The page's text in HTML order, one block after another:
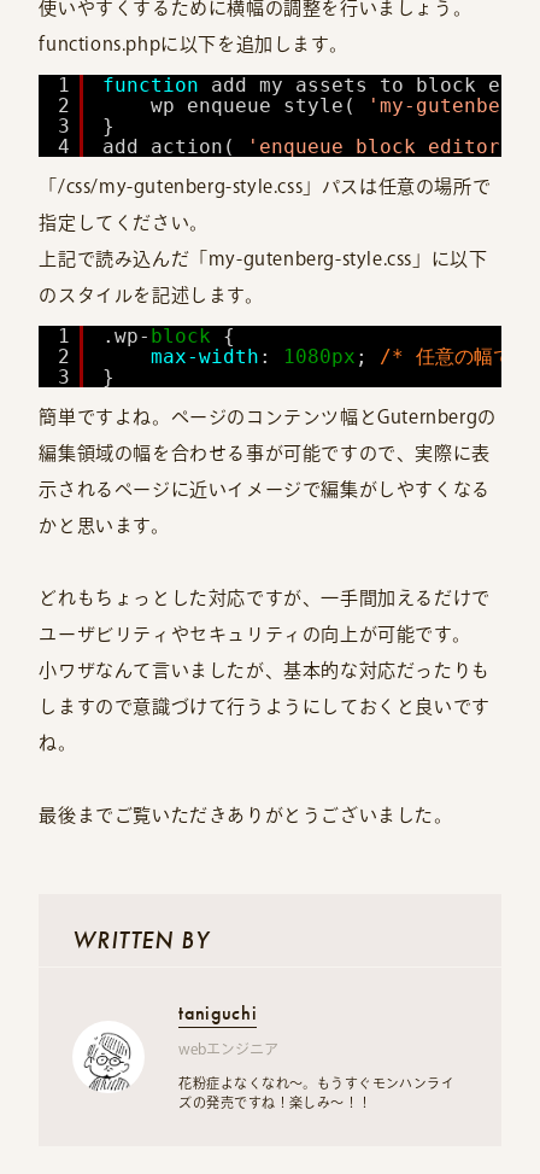
使いやすくするために横幅の調整を行いましょう。
functions.phpに以下を追加します。
1
2
3
4
function
wp_enqueue_style(
'my-
}
add_action(
「/css/my-gutenberg-style.css」パスは任意の場所で
指定してください。
上記で読み込んだ「my-gutenberg-style.css」に以下
のスタイルを記述します。
1
2
3
.wp- block
{
max-width : 1080px ; /* 任意の幅で
}
簡単ですよね。ページのコンテンツ幅とGuternbergの
編集領域の幅を合わせる事が可能ですので、実際に表
示されるページに近いイメージで編集がしやすくなる
かと思います。
どれもちょっとした対応ですが、一手間加えるだけで
ユーザビリティやセキュリティの向上が可能です。
小ワザなんて言いましたが、基本的な対応だったりも
しますので意識づけて行うようにしておくと良いです
ね。
最後までご覧いただきありがとうございました。
WRITTEN BY
taniguchi
webエンジニア
花粉症よなくなれ〜。もうすぐモンハンライ
ズの発売ですね！楽しみ〜！！